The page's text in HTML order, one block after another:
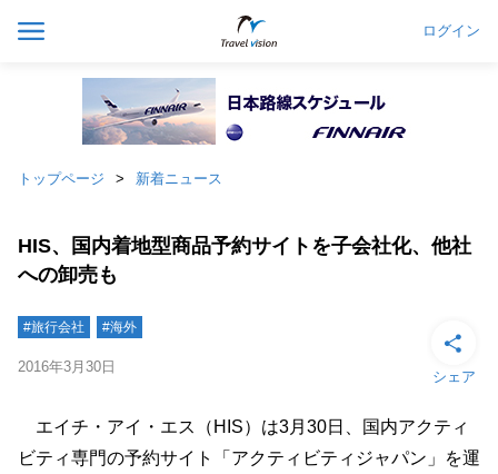
ログイン
トップページ 新着ニュース
HIS、国内着地型商品予約サイトを子会社化、他社
への卸売も
#旅行会社 #海外
2016年3月30日
シェア
エイチ・アイ・エス（HIS）は3月30日、国内アクティ
ビティ専門の予約サイト「アクティビティジャパン」を運